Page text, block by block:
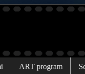
ART program